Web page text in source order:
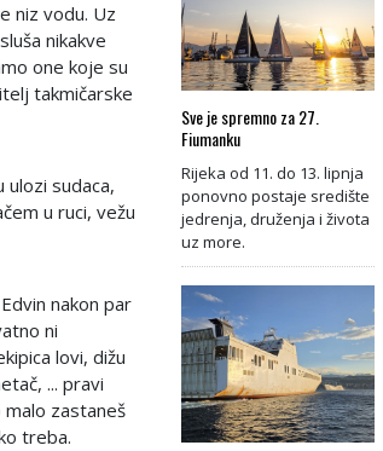
niz vodu. Uz
nikakve
one koje su
takmičarske
ulozi sudaca,
u ruci, vežu
nakon par
ni
lovi, dižu
... pravi
malo zastaneš
treba.
Sve je spremno za 27.
Fiumanku
Rijeka od 11. do 13. lipnja
ponovno postaje središte
jedrenja, druženja i života
uz more.